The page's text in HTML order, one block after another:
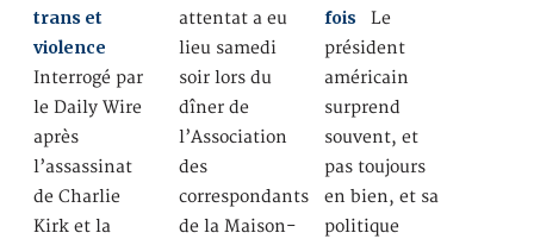
trans et
violence
Interrogé par
le Daily Wire
après
l’assassinat
de Charlie
Kirk et la
attentat a eu
lieu samedi
soir lors du
dîner de
l’Association
des
correspondants
de la Maison-
fois Le
président
américain
surprend
souvent, et
pas toujours
en bien, et sa
politique